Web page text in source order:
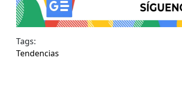
Tags:
Tendencias